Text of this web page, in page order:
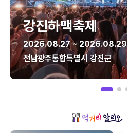
강진하맥축제
2026.08.27 ~ 2026.08.29
전남광주통합특별시 강진군